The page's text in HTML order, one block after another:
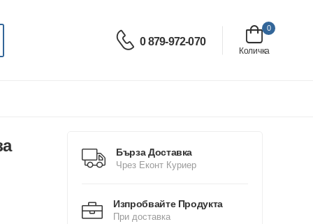
0 879-972-070
0
Количка
Бърза Доставка
Чрез Еконт Куриер
Изпробвайте Продукта
При доставка